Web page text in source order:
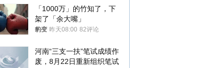
「1000万」的竹知了，下
架了「余大嘴」
豹变 昨天08:00 82评论
河南“三支一扶”笔试成绩作
废，8月22日重新组织笔试